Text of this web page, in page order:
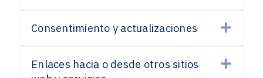
Consentimiento y actualizaciones
Enlaces hacia o desde otros sitios